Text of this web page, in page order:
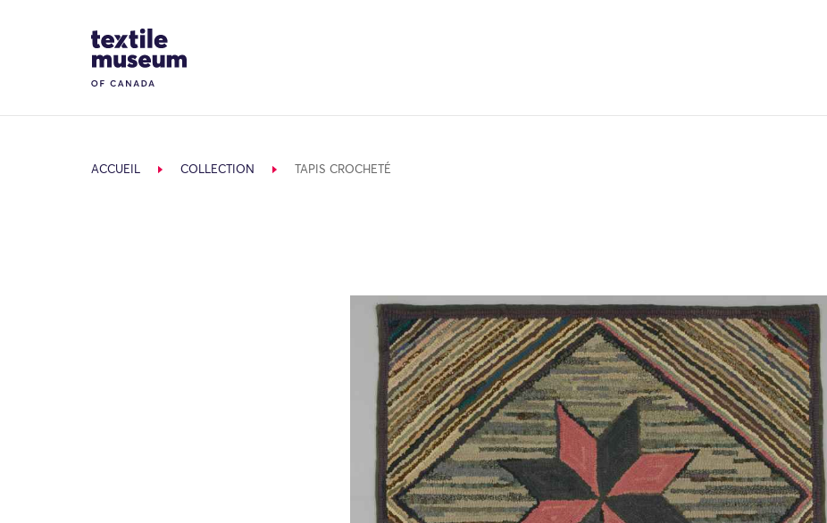
Site Logo
ACCUEIL COLLECTION TAPIS CROCHETÉ